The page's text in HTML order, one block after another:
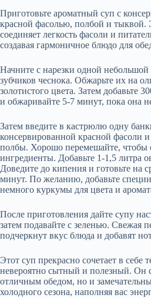
Приготовьте ароматный суп с
красной фасолью, полбой и тыквой.
соединяет легкость фасоли и
создавая гармоничное блюдо для
Начните с нарезки одной
зубчиков чеснока. Обжарьте их на
золотистого цвета. Затем добавьте
и обжаривайте 5-7 минут, пока она
Затем введите в кастрюлю одну
консервированной красной фасоли
полбы. Хорошо перемешайте, чтобы
ингредиенты. Добавьте 1-1,5 литра
Доведите до кипения и готовьте на
минут. По желанию, добавьте
немного куркумы для цвета и
После приготовления дайте супу
затем подавайте с зеленью. Свежая
подчеркнут вкус блюда и добавят
Этот суп прекрасно сочетает в себе
невероятно сытный и полезный. Он
отличным обедом, но и
холодного сезона, наполняя вас